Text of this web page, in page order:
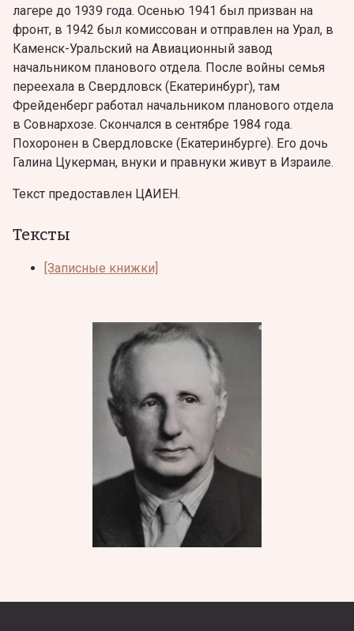
лагере до 1939 года. Осенью 1941 был призван на
фронт, в 1942 был комиссован и отправлен на Урал, в
Каменск-Уральский на Авиационный завод
начальником планового отдела. После войны семья
переехала в Свердловск (Екатеринбург), там
Фрейденберг работал начальником планового отдела
в Совнархозе. Скончался в сентябре 1984 года.
Похоронен в Свердловске (Екатеринбурге). Его дочь
Галина Цукерман, внуки и правнуки живут в Израиле.
Текст предоставлен ЦАИЕН.
Тексты
[Записные книжки]